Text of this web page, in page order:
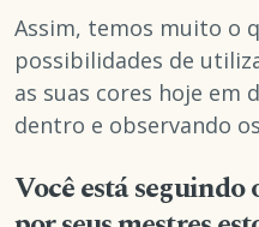
Assim, temos muito o
possibilidades de
as suas cores hoje em
dentro e observando
Você está